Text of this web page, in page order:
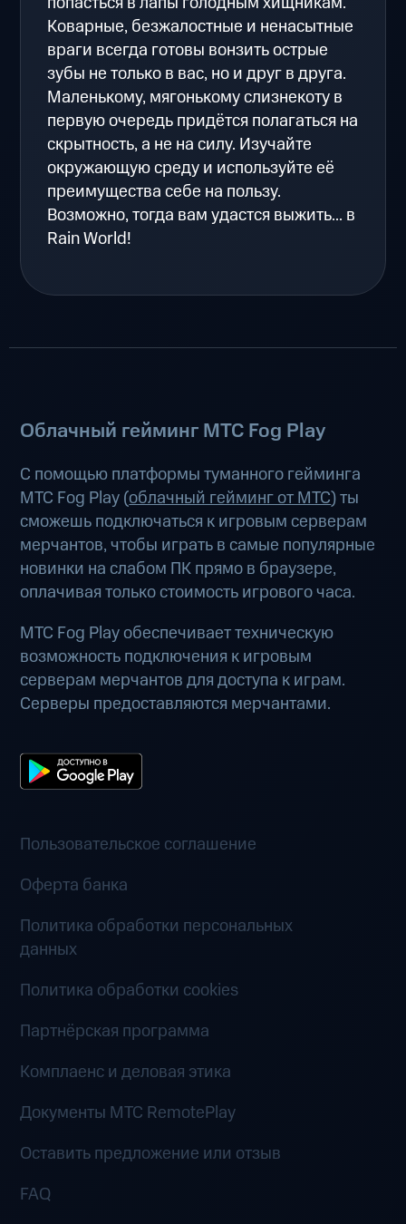
Коварные, безжалостные и ненасытные
враги всегда готовы вонзить острые
зубы не только в вас, но и друг в друга.
Маленькому, мягонькому слизнекоту в
первую очередь придётся полагаться на
скрытность, а не на силу. Изучайте
окружающую среду и используйте её
преимущества себе на пользу.
Возможно, тогда вам удастся выжить... в
Rain World!
Облачный гейминг МТС Fog Play
С помощью платформы туманного гейминга
МТС Fog Play (облачный гейминг от МТС) ты
сможешь подключаться к игровым серверам
мерчантов, чтобы играть в самые популярные
новинки на слабом ПК прямо в браузере,
оплачивая только стоимость игрового часа.
МТС Fog Play обеспечивает техническую
возможность подключения к игровым
серверам мерчантов для доступа к играм.
Серверы предоставляются мерчантами.
Пользовательское соглашение
Оферта банка
Политика обработки персональных
данных
Политика обработки cookies
Партнёрская программа
Комплаенс и деловая этика
Документы MTC RemotePlay
Оставить предложение или отзыв
FAQ